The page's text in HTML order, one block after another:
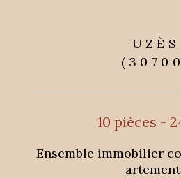
UZÈS
10 pièces -
Ensemble immobilier